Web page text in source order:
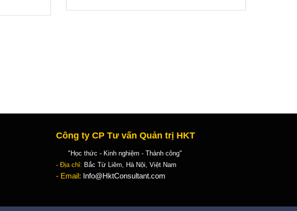
Công ty CP Tư vấn Quản trị HKT
"Học thức - Kinh nghiệm - Thành công"
- Địa chỉ: Bắc Từ Liêm, Hà Nội, Việt Nam
- Email: Info@HktConsultant.com